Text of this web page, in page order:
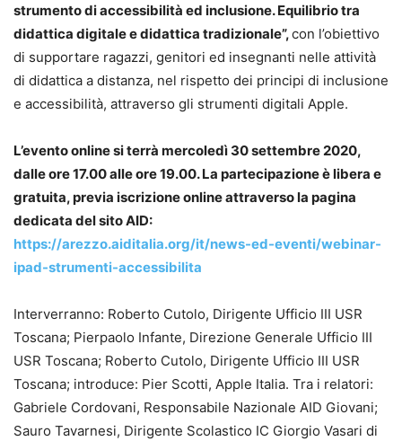
strumento di accessibilità ed inclusione. Equilibrio tra
didattica digitale e didattica tradizionale”,con l’obiettivo
di supportare ragazzi, genitori ed insegnanti nelle attività
di didattica a distanza, nel rispetto dei principi di inclusione
e accessibilità, attraverso gli strumenti digitali Apple.
L’evento online si terrà mercoledì 30 settembre 2020,
dalle ore 17.00 alle ore 19.00. La partecipazione è libera e
gratuita, previa iscrizione online attraverso la pagina
dedicata del sito AID:
https://arezzo.aiditalia.org/it/news-ed-eventi/webinar-
ipad-strumenti-accessibilita
Interverranno: Roberto Cutolo, Dirigente Ufficio III USR
Toscana; Pierpaolo Infante, Direzione Generale Ufficio III
USR Toscana; Roberto Cutolo, Dirigente Ufficio III USR
Toscana; introduce: Pier Scotti, Apple Italia. Tra i relatori:
Gabriele Cordovani, Responsabile Nazionale AID Giovani;
Sauro Tavarnesi, Dirigente Scolastico IC Giorgio Vasari di